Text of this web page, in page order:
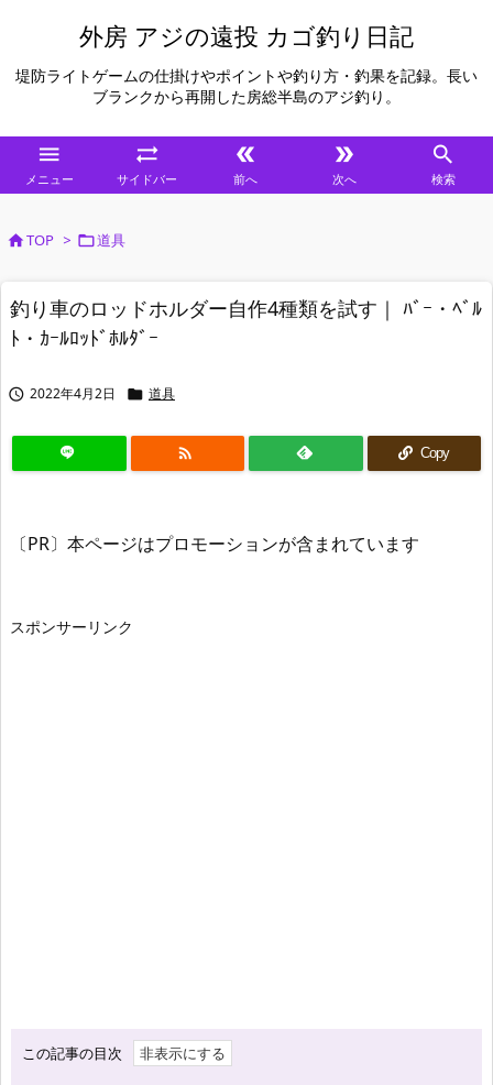
外房 アジの遠投 カゴ釣り日記
堤防ライトゲームの仕掛けやポイントや釣り方・釣果を記録。長い
ブランクから再開した房総半島のアジ釣り。

メニュー

サイドバー

前へ

次へ

検索
TOP > 道具
釣り車のロッドホルダー自作4種類を試す｜ ﾊﾞｰ・ﾍﾞﾙ
ﾄ・ｶｰﾙﾛｯﾄﾞﾎﾙﾀﾞｰ
 2022年4月2日  道具
 Copy
〔PR〕本ページはプロモーションが含まれています
スポンサーリンク
この記事の目次